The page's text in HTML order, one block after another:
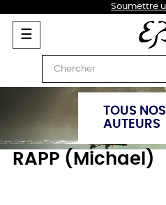
Soumettre
Basculer
la
navigation
☰
TOUS NOS
AUTEURS
RAPP (Michael)